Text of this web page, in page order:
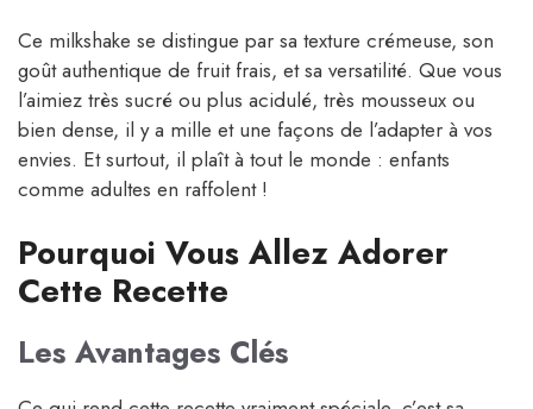
Ce milkshake se distingue par sa texture crémeuse, son
goût authentique de fruit frais, et sa versatilité. Que vous
l’aimiez très sucré ou plus acidulé, très mousseux ou
bien dense, il y a mille et une façons de l’adapter à vos
envies. Et surtout, il plaît à tout le monde : enfants
comme adultes en raffolent !
Pourquoi Vous Allez Adorer
Cette Recette
Les Avantages Clés